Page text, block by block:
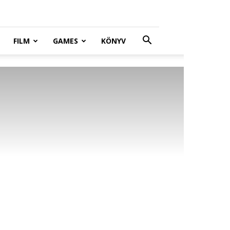
FILM GAMES KÖNYV